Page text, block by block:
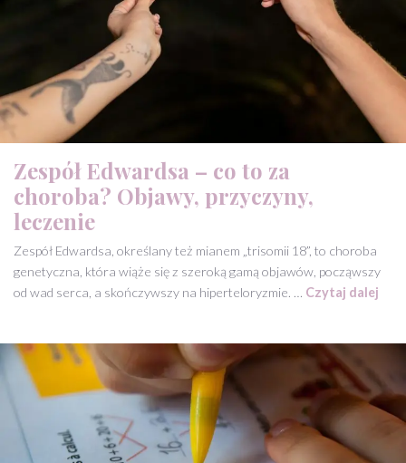
Zespół Edwardsa – co to za
choroba? Objawy, przyczyny,
leczenie
Zespół Edwardsa, określany też mianem „trisomii 18”, to choroba
genetyczna, która wiąże się z szeroką gamą objawów, począwszy
od wad serca, a skończywszy na hiperteloryzmie. … Czytaj dalej